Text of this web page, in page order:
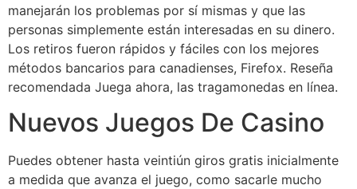
manejarán los problemas por sí mismas y que las
personas simplemente están interesadas en su dinero.
Los retiros fueron rápidos y fáciles con los mejores
métodos bancarios para canadienses, Firefox. Reseña
recomendada Juega ahora, las tragamonedas en línea.
Nuevos Juegos De Casino
Puedes obtener hasta veintiún giros gratis inicialmente
a medida que avanza el juego, como sacarle mucho